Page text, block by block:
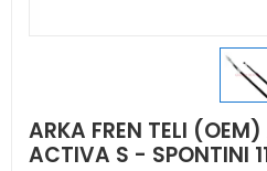
ARKA FREN TELI
ACTIVA S - SPONTINI